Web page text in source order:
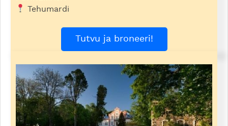
Tehumardi
Tutvu ja broneeri!